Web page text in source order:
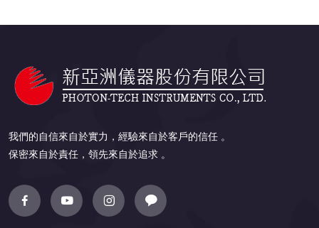
我們的自信來自於實力，經驗來自於客戶的信任 。
保密來自於責任，領先來自於追求 。